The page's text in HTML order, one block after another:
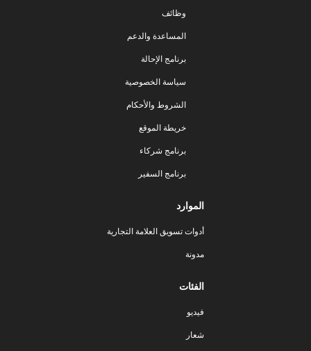
وظائف
المساعدة والدعم
برنامج الإحالة
سياسة الخصوصية
الشروط والأحكام
خريطة الموقع
برنامج شركاء
برنامج السفير
الموارد
أدوات تسويق العلامة التجارية
مدونة
الفئات
فيديو
شعار